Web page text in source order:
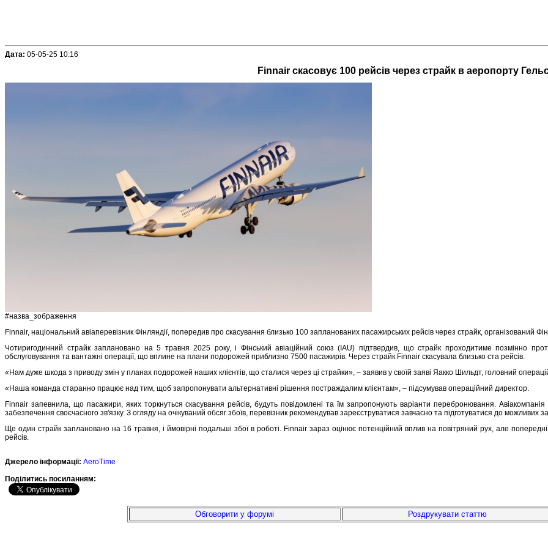
Дата: 05-05-25 10:16
Finnair скасовує 100 рейсів через страйк в аеропорту
#назва_зображення
Finnair, національний авіаперевізник Фінляндії, попередив про скасування близько 100 запланованих пасажирських рейсів через страйк, організований
Чотиригодинний страйк заплановано на 5 травня 2025 року, і Фінський авіаційний союз (IAU) підтвердив, що страйк проходитиме позмінно
обслуговування та вантажні операції, що вплине на плани подорожей приблизно 7500 пасажирів. Через страйк Finnair скасувала близько ста рейсів.
«Нам дуже шкода з приводу змін у планах подорожей наших клієнтів, що сталися через ці страйки», – заявив у своїй заяві Яакко Шильдт, головний
«Наша команда старанно працює над тим, щоб запропонувати альтернативні рішення постраждалим клієнтам», – підсумував операційний директор.
Finnair запевнила, що пасажири, яких торкнуться скасування рейсів, будуть повідомлені та їм запропонують варіанти перебронювання.
забезпечення своєчасного зв'язку. З огляду на очікуваний обсяг збоїв, перевізник рекомендував зареєструватися завчасно та підготуватися до можливих
Ще один страйк заплановано на 16 травня, і ймовірні подальші збої в роботі. Finnair зараз оцінює потенційний вплив на повітряний рух, але
рейсів.
Джерело інформації: AeroTime
Подiлитись посиланням:
Обговорити у форумі Роздрукувати статтю